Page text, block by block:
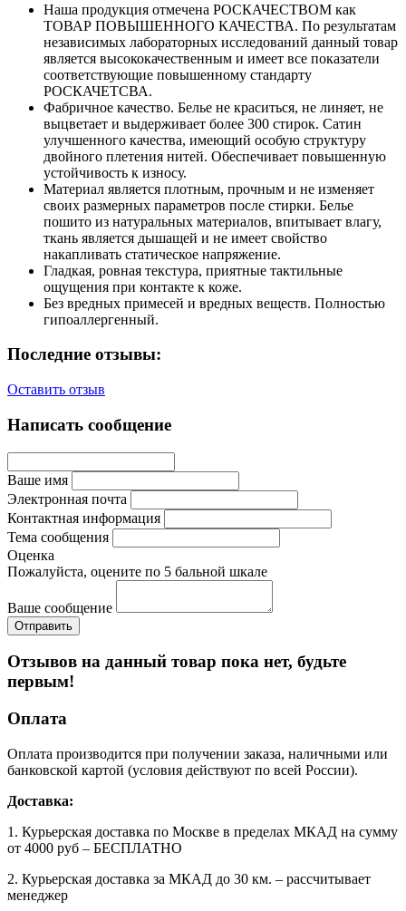
Наша продукция отмечена РОСКАЧЕСТВОМ как
ТОВАР ПОВЫШЕННОГО КАЧЕСТВА. По результатам
независимых лабораторных исследований данный товар
является высококачественным и имеет все показатели
соответствующие повышенному стандарту
РОСКАЧЕТСВА.
Фабричное качество. Белье не краситься, не линяет, не
выцветает и выдерживает более 300 стирок. Сатин
улучшенного качества, имеющий особую структуру
двойного плетения нитей. Обеспечивает повышенную
устойчивость к износу.
Материал является плотным, прочным и не изменяет
своих размерных параметров после стирки. Белье
пошито из натуральных материалов, впитывает влагу,
ткань является дышащей и не имеет свойство
накапливать статическое напряжение.
Гладкая, ровная текстура, приятные тактильные
ощущения при контакте к коже.
Без вредных примесей и вредных веществ. Полностью
гипоаллергенный.
Последние отзывы:
Оставить отзыв
Написать сообщение
Ваше имя
Электронная почта
Контактная информация
Тема сообщения
Оценка
Пожалуйста, оцените по 5 бальной шкале
Ваше сообщение
Отзывов на данный товар пока нет, будьте
первым!
Оплата
Оплата производится при получении заказа, наличными или
банковской картой (условия действуют по всей России).
Доставка:
1. Курьерская доставка по Москве в пределах МКАД на сумму
от 4000 руб – БЕСПЛАТНО
2. Курьерская доставка за МКАД до 30 км. – рассчитывает
менеджер